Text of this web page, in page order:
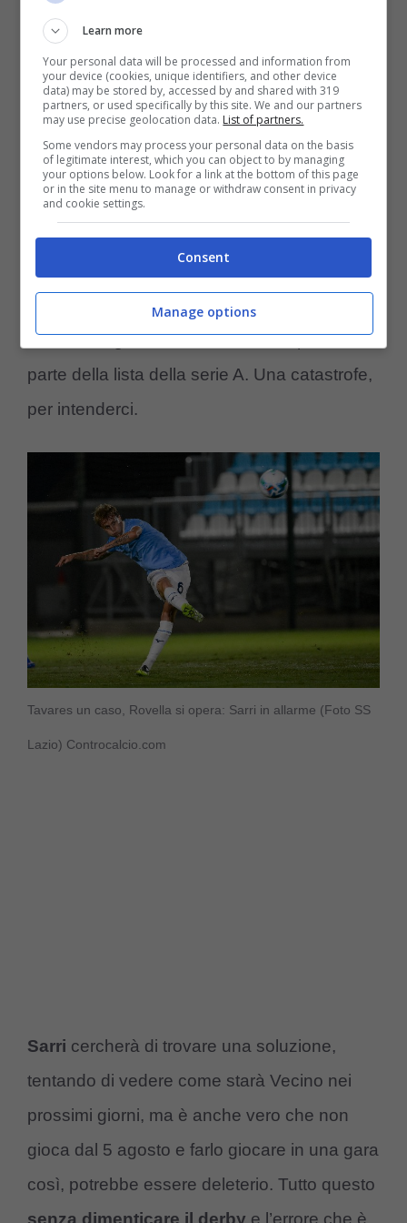
espulsioni diBelahyane
mettonoSarriin grandissimo allarme per la
trasferta di Genova, molto insidiosa.
La Lazio infatti, allo stato attuale, avendo
ancheVecinotra i giocatori infortunati, per la
sfida diMarassiha un solo centrocampista a
disposizione, ovvero
spinta del tecnico sta seriamente pensando
di far reintegrare Basic, non scelto per far
parte della lista della serie A. Una catastrofe,
per intenderci.
Tavares un caso, Rovella si opera: Sarri in allarme (Foto SS
Lazio) Controcalcio.com
Sarri cercherà di trovare una soluzione,
tentando di vedere come starà Vecino nei
prossimi giorni, ma è anche vero che non
gioca dal 5 agosto e farlo giocare in una gara
così, potrebbe essere deleterio. Tutto questo
senza dimenticare il derby e l’errore che è
Learn more
Your personal data will be processed and information from
your device (cookies, unique identifiers, and other device
data) may be stored by, accessed by and shared with 319
partners, or used specifically by this site. We and our partners
may use precise geolocation data. List of partners.
Some vendors may process your personal data on the basis
of legitimate interest, which you can object to by managing
your options below. Look for a link at the bottom of this page
or in the site menu to manage or withdraw consent in privacy
and cookie settings.
Consent
Manage options